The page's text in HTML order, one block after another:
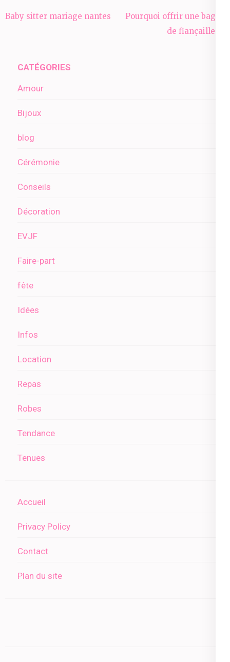
Navigation
Baby sitter mariage nantes
Pourquoi offrir une bague
de fiançailles ?
CATÉGORIES
Amour
Bijoux
blog
Cérémonie
Conseils
Décoration
EVJF
Faire-part
fête
Idées
Infos
Location
Repas
Robes
Tendance
Tenues
Accueil
Privacy Policy
Contact
Plan du site